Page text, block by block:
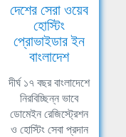
দেশের সেরা ওয়েব
হোস্টিং
প্রোভাইডার ইন
বাংলাদেশ
দীর্ঘ ১৭ বছর বাংলাদেশে
নিরবিচ্ছিন্ন ভাবে
ডোমেইন রেজিস্ট্রেশন
ও হোস্টিং সেবা প্রদান